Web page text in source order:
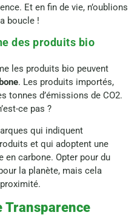
Et en fin de vie, n’oublions
boucle !
des produits bio
les produits bio peuvent
. Les produits importés,
tonnes d’émissions de CO2.
ce pas ?
qui indiquent
et qui adoptent une
carbone. Opter pour du
la planète, mais cela
Transparence